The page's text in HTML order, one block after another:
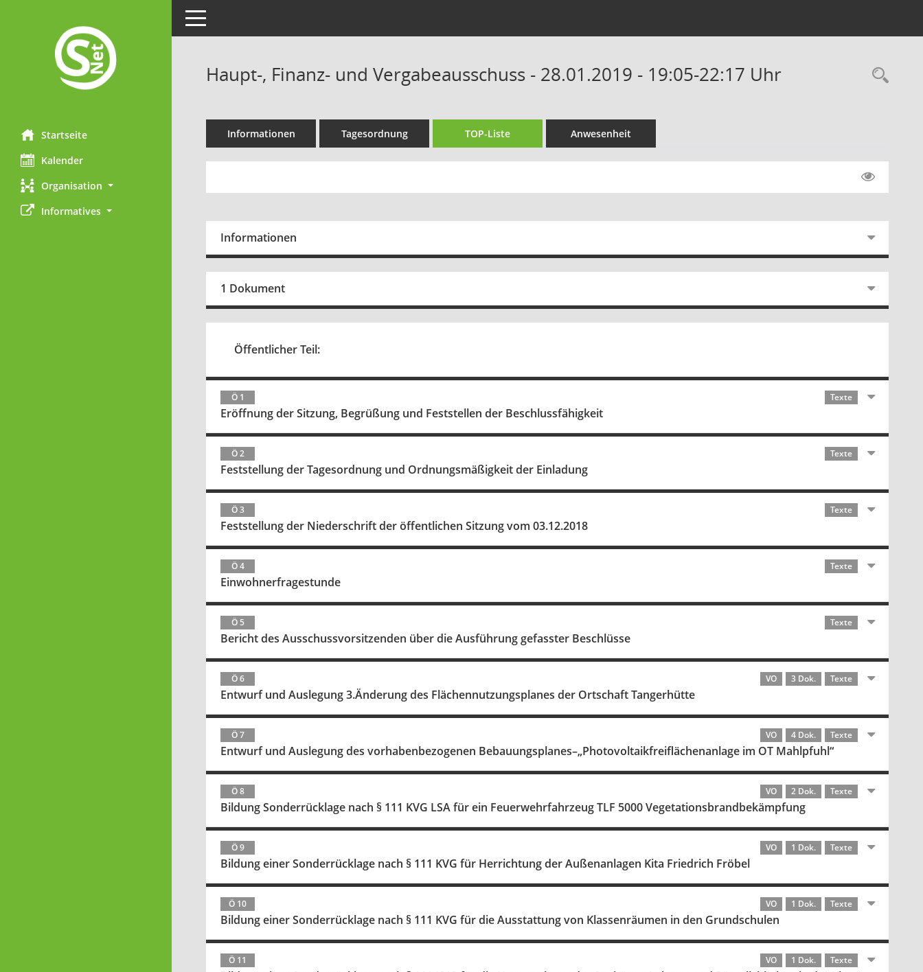
Startseite
Kalender
Organisation
Informatives
Toggle navigation
Haupt-, Finanz- und Vergabeausschuss - 28.01.2019 - 19:05-22:17 Uhr
Informationen Tagesordnung TOP-Liste Anwesenheit
Informationen
1 Dokument
Öffentlicher Teil:
Ö 1 Texte
Eröffnung der Sitzung, Begrüßung und Feststellen der Beschlussfähigkeit
Ö 2 Texte
Feststellung der Tagesordnung und Ordnungsmäßigkeit der Einladung
Ö 3 Texte
Feststellung der Niederschrift der öffentlichen Sitzung vom 03.12.2018
Ö 4 Texte
Einwohnerfragestunde
Ö 5 Texte
Bericht des Ausschussvorsitzenden über die Ausführung gefasster Beschlüsse
Ö 6 VO 3 Dok. Texte
Entwurf und Auslegung 3.Änderung des Flächennutzungsplanes der Ortschaft Tangerhütte
Ö 7 VO 4 Dok. Texte
Entwurf und Auslegung des vorhabenbezogenen Bebauungsplanes–„Photovoltaikfreiflächenanlage im OT Mahlpfuhl“
Ö 8 VO 2 Dok. Texte
Bildung Sonderrücklage nach § 111 KVG LSA für ein Feuerwehrfahrzeug TLF 5000 Vegetationsbrandbekämpfung
Ö 9 VO 1 Dok. Texte
Bildung einer Sonderrücklage nach § 111 KVG für Herrichtung der Außenanlagen Kita Friedrich Fröbel
Ö 10 VO 1 Dok. Texte
Bildung einer Sonderrücklage nach § 111 KVG für die Ausstattung von Klassenräumen in den Grundschulen
Ö 11 VO 1 Dok. Texte